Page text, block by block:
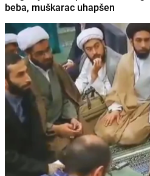
beba, muškarac uhapšen